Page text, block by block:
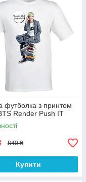
футболка з принтом
Render Push IT
840 ₴
Купити